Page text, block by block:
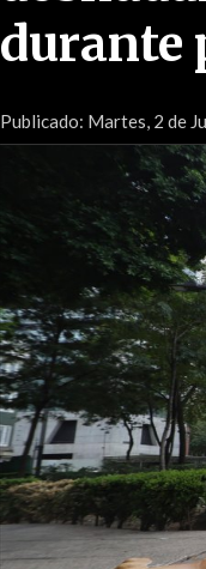
durante
Publicado: Martes, 2 de